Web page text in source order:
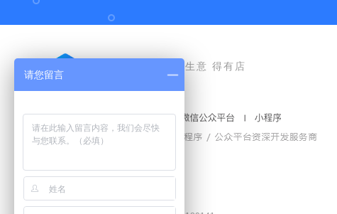
好生意 得有店
豫公网安备41010502006772号
工商营业执照和食品经营许可证
请您留言